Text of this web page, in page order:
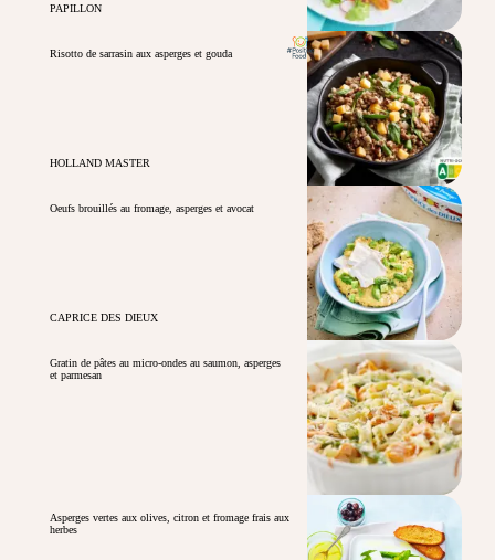
PAPILLON
Risotto de sarrasin aux asperges et gouda
HOLLAND MASTER
Oeufs brouillés au fromage, asperges et avocat
CAPRICE DES DIEUX
Gratin de pâtes au micro-ondes au saumon, asperges
et parmesan
Asperges vertes aux olives, citron et fromage frais aux
herbes